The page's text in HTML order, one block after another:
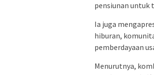
pensiunan untuk
Ia juga
hiburan,
pemberdayaan
Menurutnya,